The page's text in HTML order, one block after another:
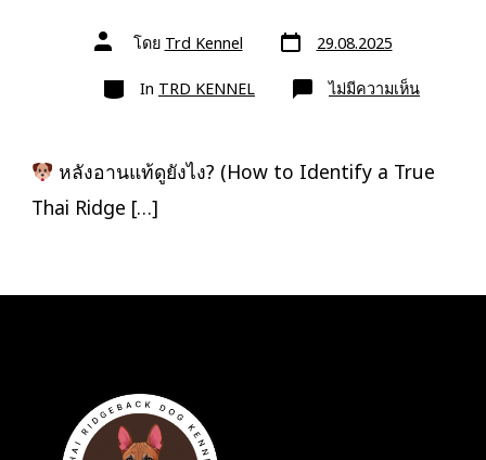
ผู้
เขียน โดย Trd Kennel วัน
ที่
เรื่อง
29.08.2025
หมวด
In TRD KENNEL ไม่มีความเห็นบน
หลัง
ไง?
หลังอานแท้ดูยังไง? (How to Identify a True
Thai Ridge […]